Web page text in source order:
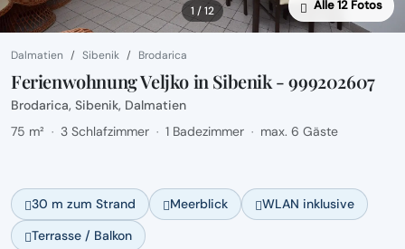
1 / 12 Alle 12 Fotos
Dalmatien Sibenik Brodarica
Ferienwohnung Veljko in Sibenik - 999202607
Brodarica, Sibenik, Dalmatien
75 m² · 3 Schlafzimmer · 1 Badezimmer · max. 6 Gäste
30 m zum Strand Meerblick
WLAN inklusive
Terrasse / Balkon